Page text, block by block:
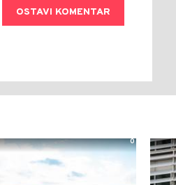
OSTAVI KOMENTAR
0